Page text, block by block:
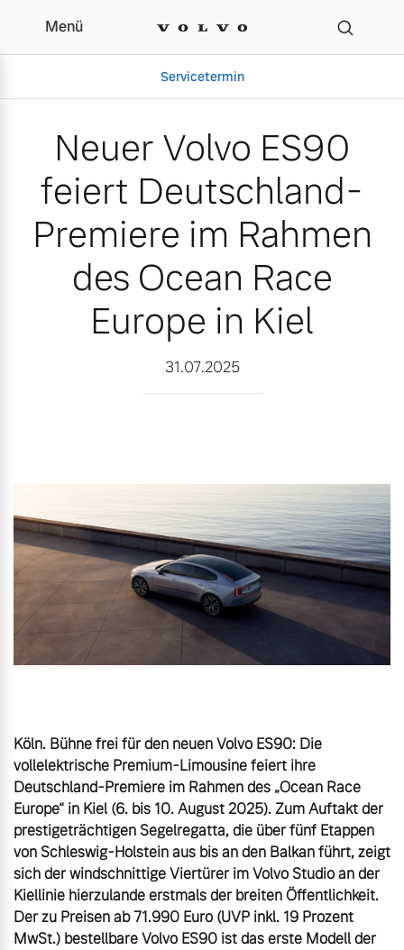
Neuer Volvo ES90
Menü
Servicetermin
Aktuelle Zubehörangebote
Gebrauchtwagen
Zubehörkatalog
Aktuelle Serviceangebote
Service by Volvo
Über uns
Neuer Volvo ES90
feiert Deutschland-
Premiere im Rahmen
des Ocean Race
Europe in Kiel
31.07.2025
Köln. Bühne frei für den neuen Volvo ES90: Die
vollelektrische Premium-Limousine feiert ihre
Deutschland-Premiere im Rahmen des „Ocean Race
Europe“ in Kiel (6. bis 10. August 2025). Zum Auftakt der
prestigeträchtigen Segelregatta, die über fünf Etappen
von Schleswig-Holstein aus bis an den Balkan führt, zeigt
sich der windschnittige Viertürer im Volvo Studio an der
Kiellinie hierzulande erstmals der breiten Öffentlichkeit.
Der zu Preisen ab 71.990 Euro (UVP inkl. 19 Prozent
MwSt.) bestellbare Volvo ES90 ist das erste Modell der